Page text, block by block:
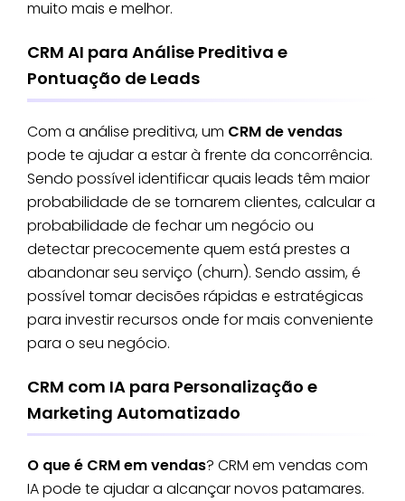
muito mais e melhor.
CRM AI para Análise Preditiva e
Pontuação de Leads
Com a análise preditiva, um CRM de vendas
pode te ajudar a estar à frente da concorrência.
Sendo possível identificar quais leads têm maior
probabilidade de se tornarem clientes, calcular a
probabilidade de fechar um negócio ou
detectar precocemente quem está prestes a
abandonar seu serviço (churn). Sendo assim, é
possível tomar decisões rápidas e estratégicas
para investir recursos onde for mais conveniente
para o seu negócio.
CRM com IA para Personalização e
Marketing Automatizado
O que é CRM em vendas? CRM em vendas com
IA pode te ajudar a alcançar novos patamares.